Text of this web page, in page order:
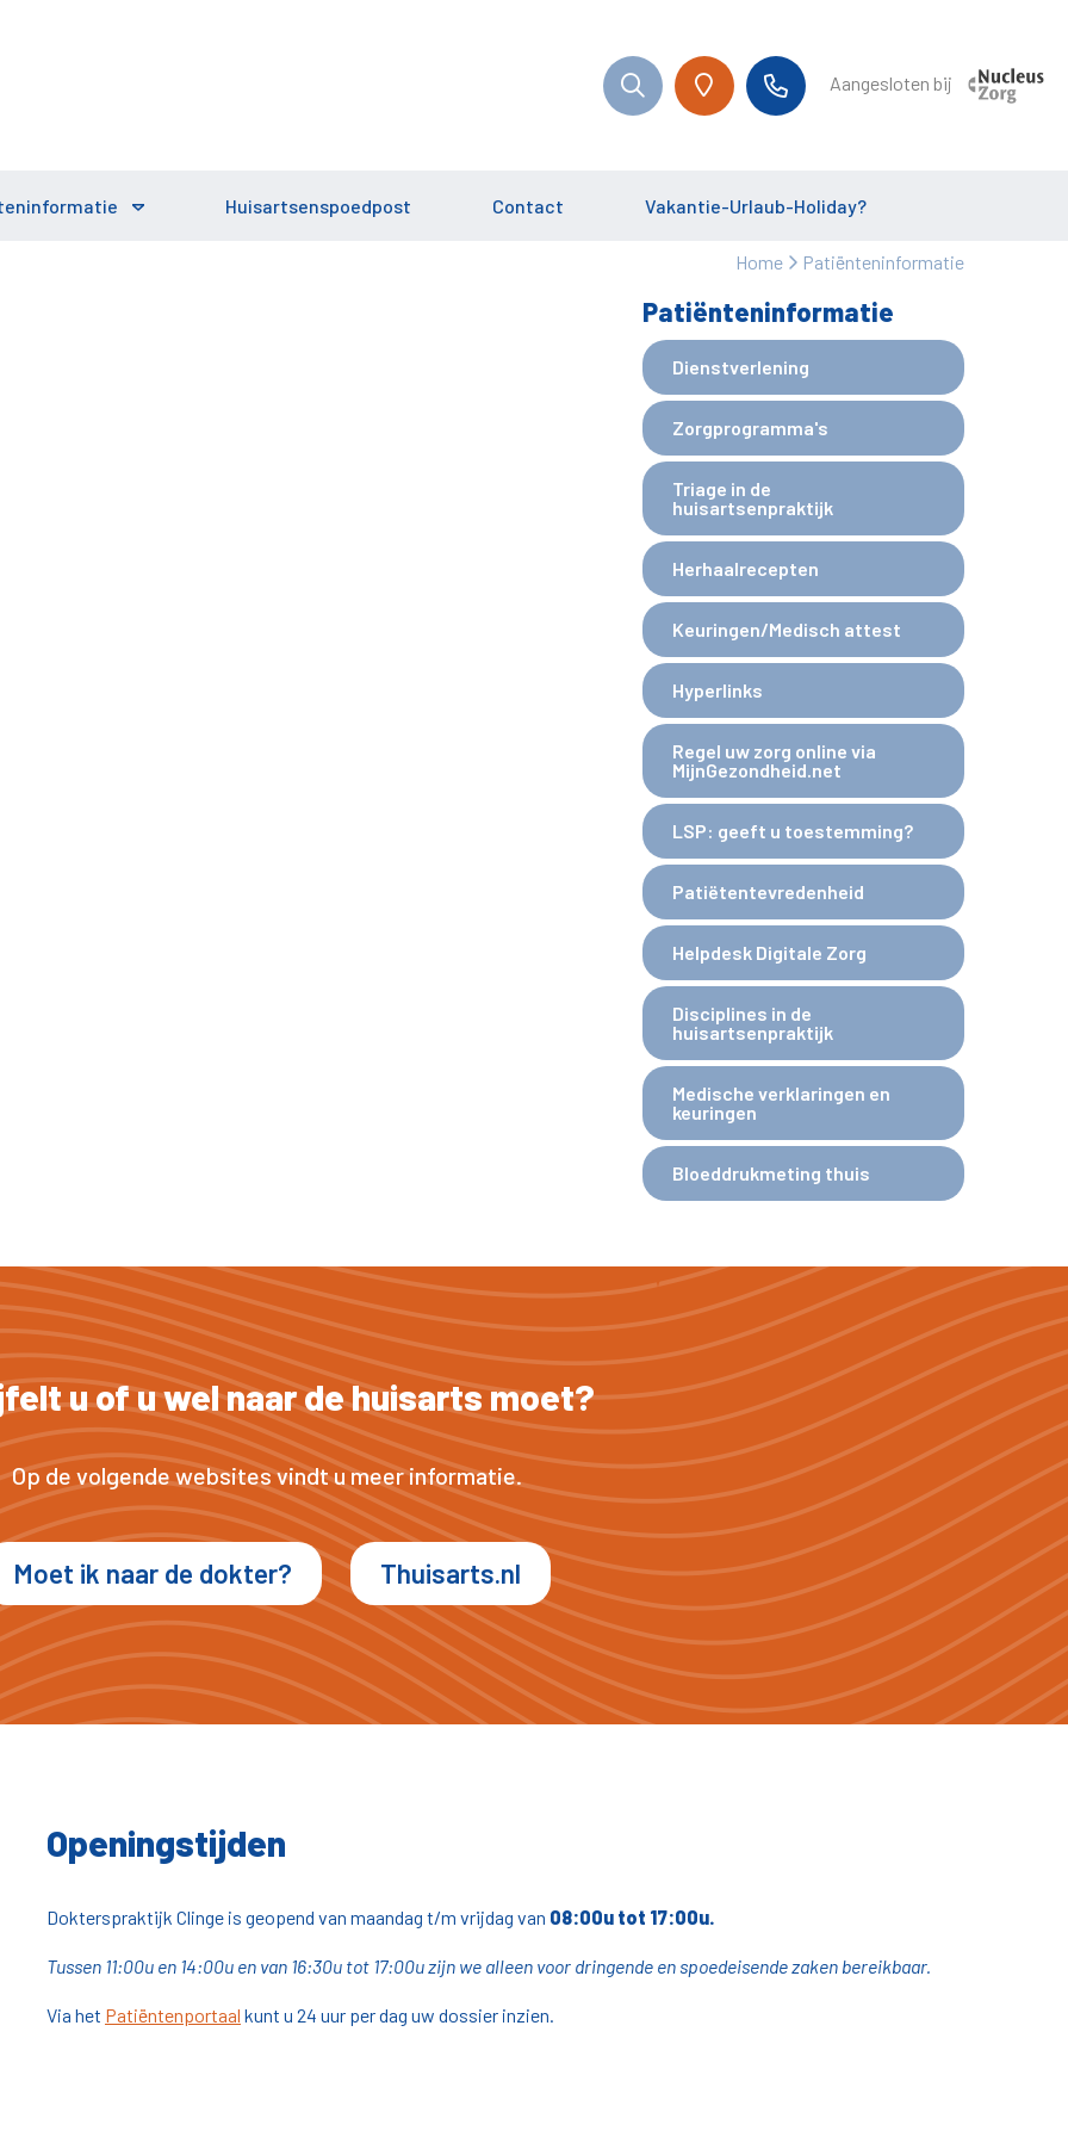
Aangesloten bij
Huisartsenspoedpost Contact Vakantie-Urlaub-Holiday?
Home Patiënteninformatie
Patiënteninformatie
Dienstverlening
Zorgprogramma's
Triage in de
huisartsenpraktijk
Herhaalrecepten
Keuringen/Medisch attest
Hyperlinks
Regel uw zorg online via
MijnGezondheid.net
LSP: geeft u toestemming?
Patiëtentevredenheid
Helpdesk Digitale Zorg
Disciplines in de
huisartsenpraktijk
Medische verklaringen en
keuringen
Bloeddrukmeting thuis
u of u wel naar de huisarts moet?
Op de volgende websites vindt u meer informatie.
Moet ik naar de dokter? Thuisarts.nl
Openingstijden
Dokterspraktijk Clinge is geopend van maandag t/m vrijdag van 08:00u tot 17:00u.
Tussen 11:00u en 14:00u en van 16:30u tot 17:00u zijn we alleen voor dringende en spoedeisende zaken bereikbaar.
Via het Patiëntenportaal kunt u 24 uur per dag uw dossier inzien.